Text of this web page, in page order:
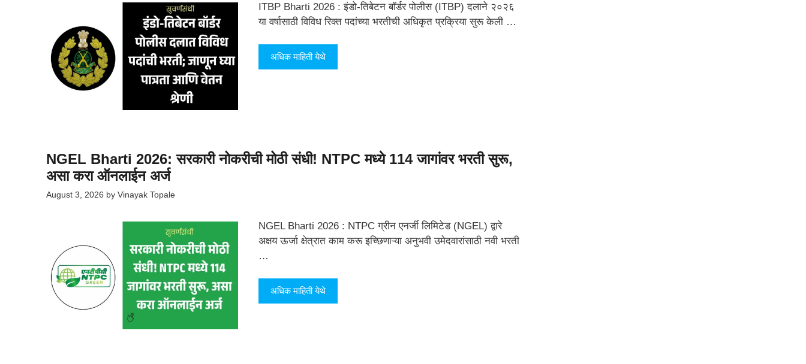
ITBP Bharti 2026 : इंडो-तिबेटन बॉर्डर पोलीस (ITBP) दलाने २०२६
या वर्षासाठी विविध रिक्त पदांच्या भरतीची अधिकृत प्रक्रिया सुरू केली …
अधिक माहिती येथे
NGEL Bharti 2026: सरकारी नोकरीची मोठी संधी! NTPC मध्ये 114 जागांवर भरती सुरू,
असा करा ऑनलाईन अर्ज
August 3, 2026 by Vinayak Topale
NGEL Bharti 2026 : NTPC ग्रीन एनर्जी लिमिटेड (NGEL) द्वारे
अक्षय ऊर्जा क्षेत्रात काम करू इच्छिणाऱ्या अनुभवी उमेदवारांसाठी नवी भरती
…
अधिक माहिती येथे